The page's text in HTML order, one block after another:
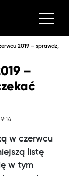
2019 – sprawdź,
–
w czerwcu
listę
w tym